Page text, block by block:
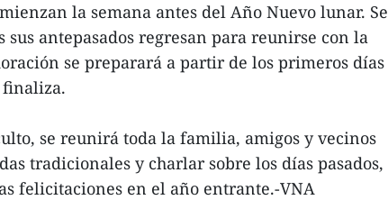
la semana antes del Año Nuevo lunar. Se
sus antepasados regresan para reunirse con la
se preparará a partir de los primeros días
se reunirá toda la familia, amigos y vecinos
tradicionales y charlar sobre los días pasados,
felicitaciones en el año entrante.-VNA